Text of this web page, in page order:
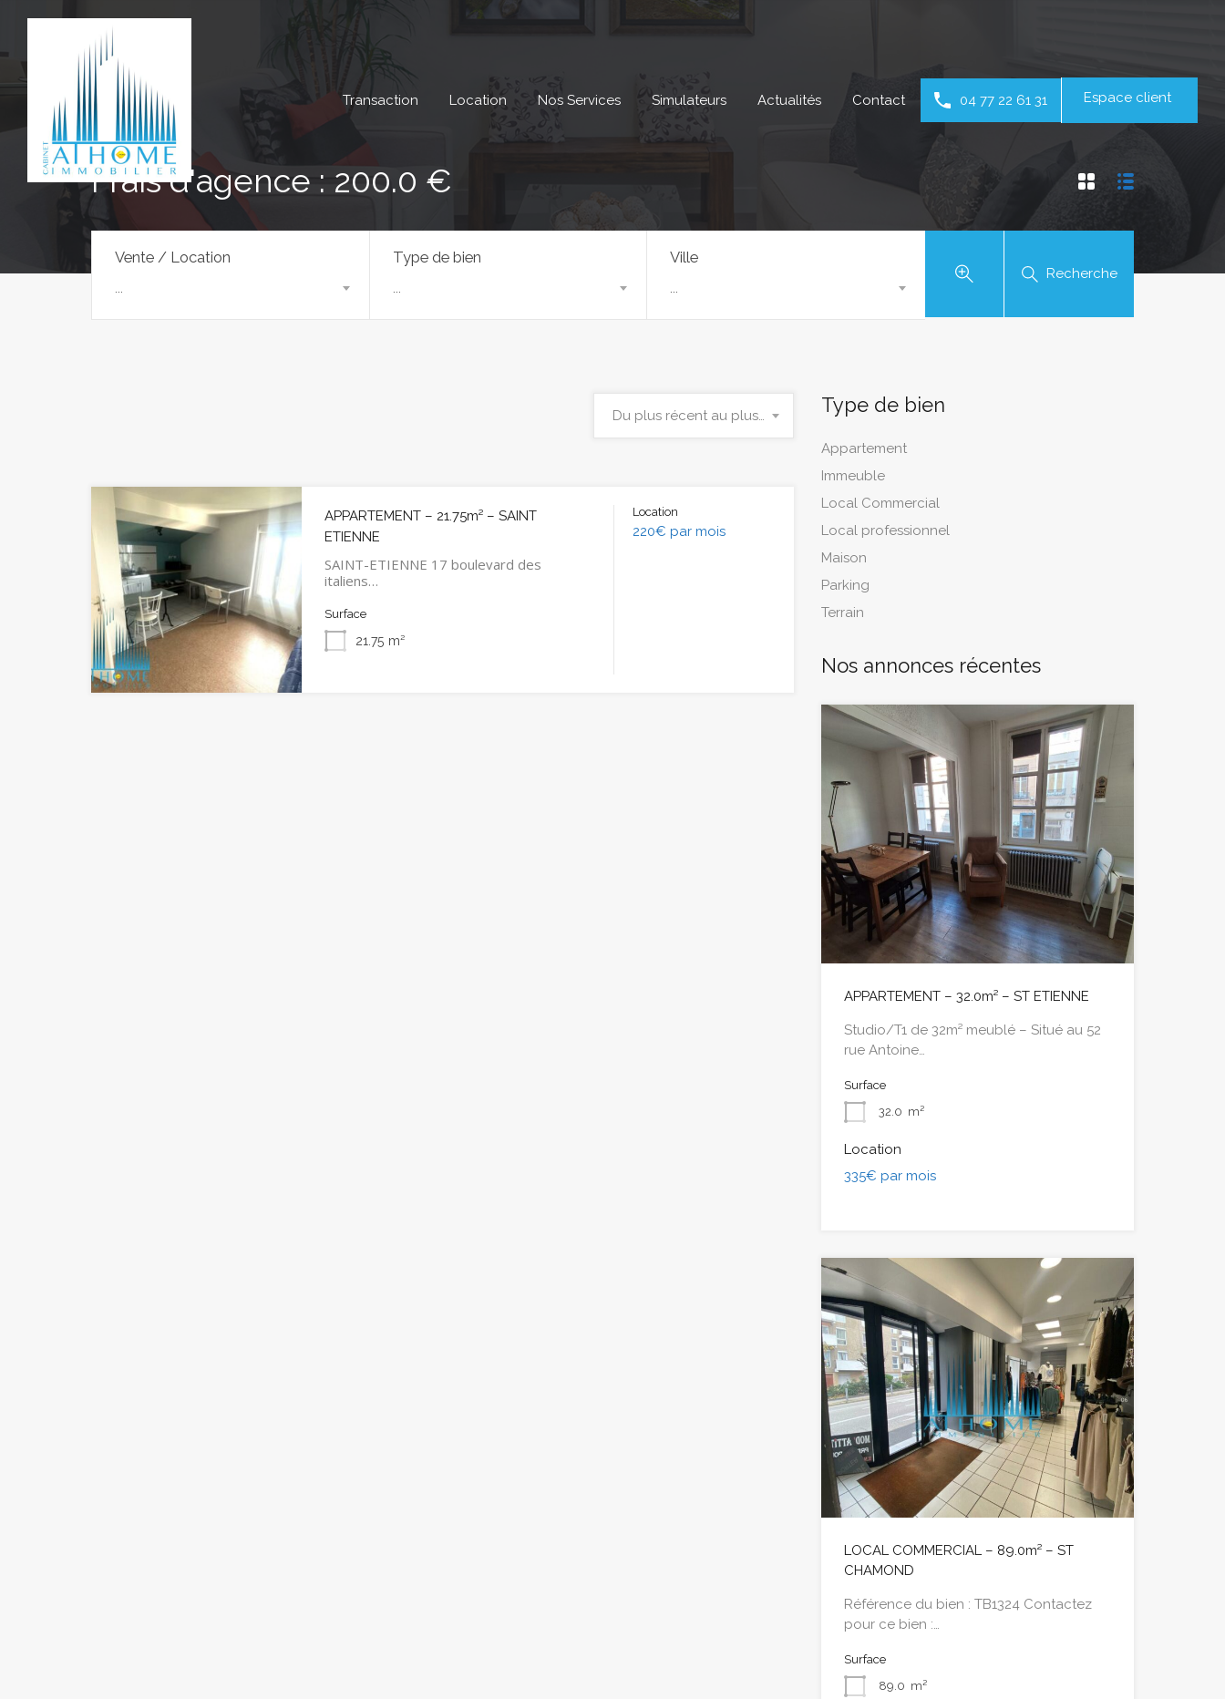
Transaction Location Nos Services Simulateurs Actualités Contact 04 77 22 61 31 Espace client
Frais d'agence : 200.0 €
Vente / Location Type de bien Ville
Recherche
Du plus récent au plus ancien
APPARTEMENT – 21.75m² – SAINT
ETIENNE
SAINT-ETIENNE 17 boulevard des
italiens…
Surface
21.75 m²
Location
220€ par mois
Type de bien
Appartement
Immeuble
Local Commercial
Local professionnel
Maison
Parking
Terrain
Nos annonces récentes
APPARTEMENT – 32.0m² – ST ETIENNE
Studio/T1 de 32m² meublé – Situé au 52
rue Antoine…
Surface
32.0 m²
Location
335€ par mois
LOCAL COMMERCIAL – 89.0m² – ST
CHAMOND
Référence du bien : TB1324 Contactez
pour ce bien :…
Surface
89.0 m²